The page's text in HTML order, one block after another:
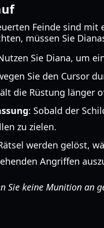
Feinde sind
müssen Sie
Sie Diana, um
Sie den Cursor
die Rüstung länger
: Sobald der
zu zielen.
werden gelöst,
Angriffen
Sie keine Munition an